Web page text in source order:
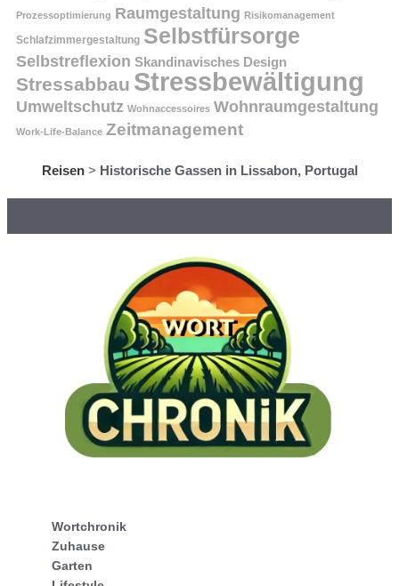
Prozessoptimierung Raumgestaltung Risikomanagement
Schlafzimmergestaltung Selbstfürsorge
Selbstreflexion Skandinavisches Design
Stressabbau Stressbewältigung
Umweltschutz Wohnaccessoires Wohnraumgestaltung
Work-Life-Balance Zeitmanagement
Reisen> Historische Gassen in Lissabon, Portugal
Wortchronik
Zuhause
Garten